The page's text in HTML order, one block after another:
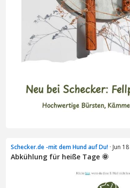
Schecker.de -mit dem Hund auf Du! · Jun 18
Abkühlung für heiße Tage 🌞